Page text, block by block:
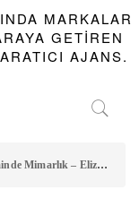
MARKALAR
GETIREN
AJANS.
– Elizabeth Diller